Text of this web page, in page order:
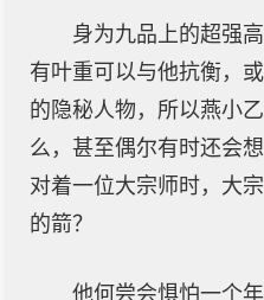
身为九品上的超强
有叶重可以与他抗衡，
的隐秘人物，所以燕小
么，甚至偶尔有时还会
对着一位大宗师时，大
的箭？
他何尝会惧怕一个